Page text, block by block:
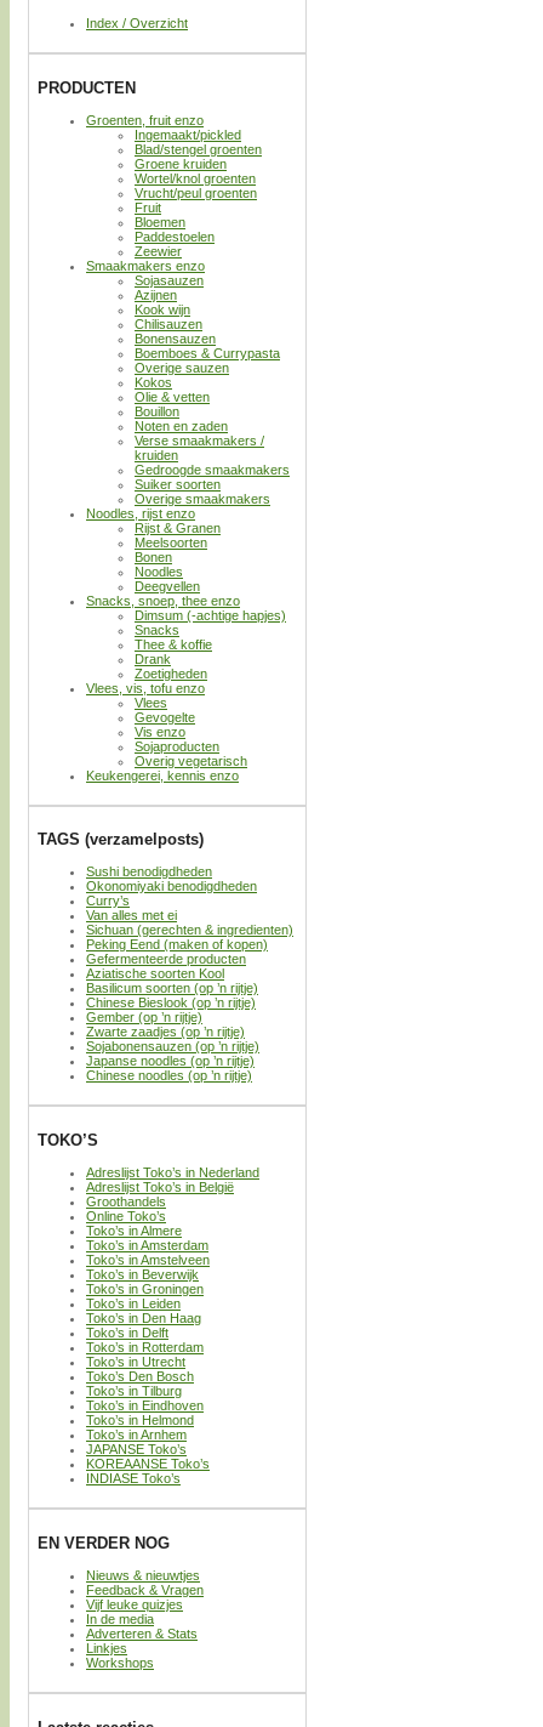
Index / Overzicht
PRODUCTEN
Groenten, fruit enzo
Ingemaakt/pickled
Blad/stengel groenten
Groene kruiden
Wortel/knol groenten
Vrucht/peul groenten
Fruit
Bloemen
Paddestoelen
Zeewier
Smaakmakers enzo
Sojasauzen
Azijnen
Kook wijn
Chilisauzen
Bonensauzen
Boemboes & Currypasta
Overige sauzen
Kokos
Olie & vetten
Bouillon
Noten en zaden
Verse smaakmakers /
kruiden
Gedroogde smaakmakers
Suiker soorten
Overige smaakmakers
Noodles, rijst enzo
Rijst & Granen
Meelsoorten
Bonen
Noodles
Deegvellen
Snacks, snoep, thee enzo
Dimsum (-achtige hapjes)
Snacks
Thee & koffie
Drank
Zoetigheden
Vlees, vis, tofu enzo
Vlees
Gevogelte
Vis enzo
Sojaproducten
Overig vegetarisch
Keukengerei, kennis enzo
TAGS (verzamelposts)
Sushi benodigdheden
Okonomiyaki benodigdheden
Curry’s
Van alles met ei
Sichuan (gerechten & ingredienten)
Peking Eend (maken of kopen)
Gefermenteerde producten
Aziatische soorten Kool
Basilicum soorten (op ’n rijtje)
Chinese Bieslook (op ’n rijtje)
Gember (op ’n rijtje)
Zwarte zaadjes (op ’n rijtje)
Sojabonensauzen (op ’n rijtje)
Japanse noodles (op ’n rijtje)
Chinese noodles (op ’n rijtje)
TOKO’S
Adreslijst Toko’s in Nederland
Adreslijst Toko’s in België
Groothandels
Online Toko’s
Toko’s in Almere
Toko’s in Amsterdam
Toko’s in Amstelveen
Toko’s in Beverwijk
Toko’s in Groningen
Toko’s in Leiden
Toko’s in Den Haag
Toko’s in Delft
Toko’s in Rotterdam
Toko’s in Utrecht
Toko’s Den Bosch
Toko’s in Tilburg
Toko’s in Eindhoven
Toko’s in Helmond
Toko’s in Arnhem
JAPANSE Toko’s
KOREAANSE Toko’s
INDIASE Toko’s
EN VERDER NOG
Nieuws & nieuwtjes
Feedback & Vragen
Vijf leuke quizjes
In de media
Adverteren & Stats
Linkjes
Workshops